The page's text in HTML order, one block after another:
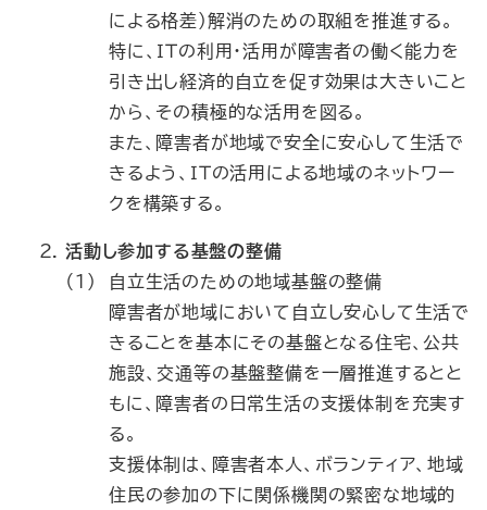
による格差）解消のための取組を推進する。
特に、ＩＴの利用・活用が障害者の働く能力を
引き出し経済的自立を促す効果は大きいこと
から、その積極的な活用を図る。
また、障害者が地域で安全に安心して生活で
きるよう、ＩＴの活用による地域のネットワー
クを構築する。
活動し参加する基盤の整備
（1）
自立生活のための地域基盤の整備
障害者が地域において自立し安心して生活で
きることを基本にその基盤となる住宅、公共
施設、交通等の基盤整備を一層推進するとと
もに、障害者の日常生活の支援体制を充実す
る。
支援体制は、障害者本人、ボランティア、地域
住民の参加の下に関係機関の緊密な地域的